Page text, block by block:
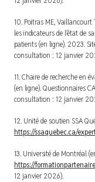
10. Poitras ME, Vaillancourt
les indicateurs de l’état de
patients(en ligne). 2023.
consultation : 12 janvier
11. Chaire de recherche en
(en ligne).Questionnaires
consultation : 12 janvier
12. Unité de soutien SSA
https://ssaquebec.ca/
13. Université de Montréal
https://
12 janvier 2026).